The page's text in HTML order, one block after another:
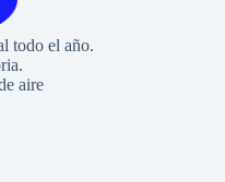
todo el año.
aire